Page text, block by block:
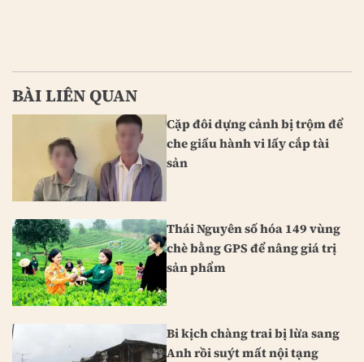
BÀI LIÊN QUAN
Cặp đôi dựng cảnh bị trộm để
che giấu hành vi lấy cắp tài
sản
Thái Nguyên số hóa 149 vùng
chè bằng GPS để nâng giá trị
sản phẩm
Bi kịch chàng trai bị lừa sang
Anh rồi suýt mất nội tạng